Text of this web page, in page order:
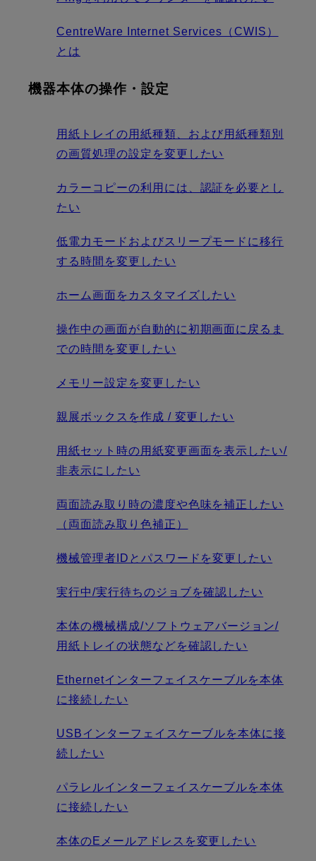
CentreWare Internet Services（CWIS）
とは
機器本体の操作・設定
用紙トレイの用紙種類、および用紙種類別
の画質処理の設定を変更したい
カラーコピーの利用には、認証を必要とし
たい
低電力モードおよびスリープモードに移行
する時間を変更したい
ホーム画面をカスタマイズしたい
操作中の画面が自動的に初期画面に戻るま
での時間を変更したい
メモリー設定を変更したい
親展ボックスを作成 / 変更したい
用紙セット時の用紙変更画面を表示したい/
非表示にしたい
両面読み取り時の濃度や色味を補正したい
（両面読み取り色補正）
機械管理者IDとパスワードを変更したい
実行中/実行待ちのジョブを確認したい
本体の機械構成/ソフトウェアバージョン/
用紙トレイの状態などを確認したい
Ethernetインターフェイスケーブルを本体
に接続したい
USBインターフェイスケーブルを本体に接
続したい
パラレルインターフェイスケーブルを本体
に接続したい
本体のEメールアドレスを変更したい